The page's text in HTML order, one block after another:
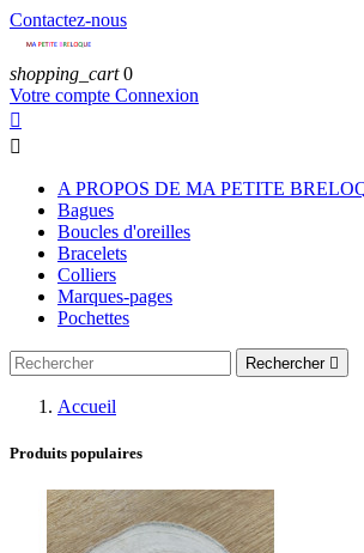
Contactez-nous
shopping_cart 0
Votre compte Connexion


A PROPOS DE MA PETITE
Bagues
Boucles d'oreilles
Bracelets
Colliers
Marques-pages
Pochettes
Rechercher 
Accueil
Produits populaires